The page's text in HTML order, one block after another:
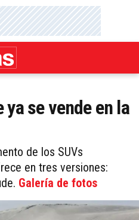
ya se vende en la
de los SUVs
en tres versiones:
Galería de fotos